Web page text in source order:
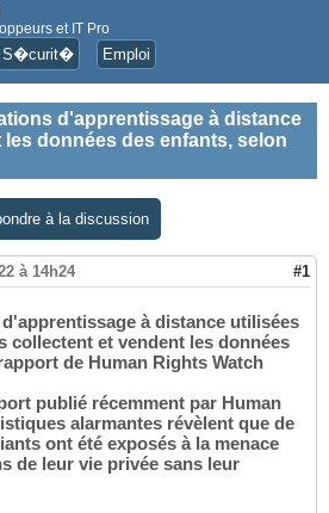
et IT Pro
S�curit� Emploi
d'apprentissage à distance
données des enfants, selon
à la discussion
à 14h24 #1
d'apprentissage à distance utilisées
collectent et vendent les données
de Human Rights Watch
publié récemment par Human
alarmantes révèlent que de
ont été exposés à la menace
de leur vie privée sans leur